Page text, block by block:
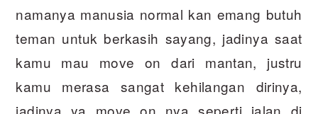
namanya manusia normal kan emang butuh
teman untuk berkasih sayang, jadinya saat
kamu mau move on dari mantan, justru
kamu merasa sangat kehilangan dirinya,
jadinya ya move on nya seperti jalan di